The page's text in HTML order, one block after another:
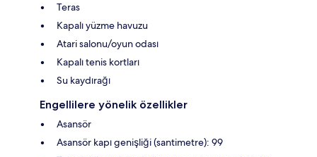
Teras
Kapalı yüzme havuzu
Atari salonu/oyun odası
Kapalı tenis kortları
Su kaydırağı
Engellilere yönelik özellikler
Asansör
Asansör kapı genişliği (santimetre): 99